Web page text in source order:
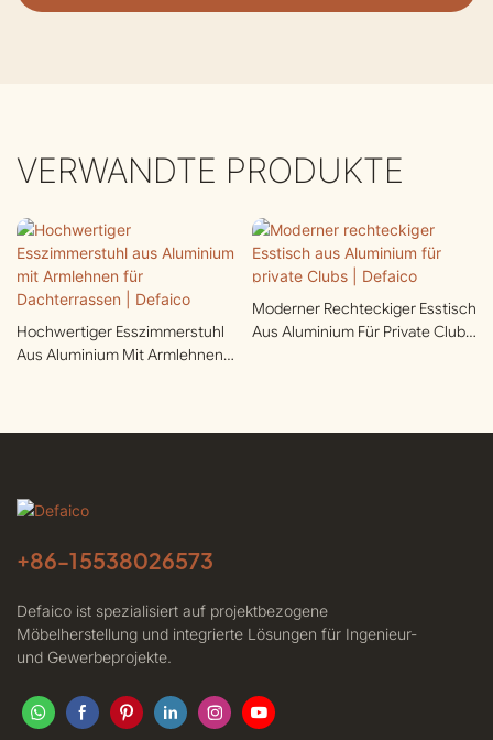
VERWANDTE PRODUKTE
Hochwertiger Esszimmerstuhl
Aus Aluminium Mit Armlehnen
Moderner Rechteckiger Esstisch
Aus Aluminium Für Private Clubs
+86-15538026573
Defaico ist spezialisiert auf projektbezogene
Möbelherstellung und integrierte Lösungen für Ingenieur-
und Gewerbeprojekte.